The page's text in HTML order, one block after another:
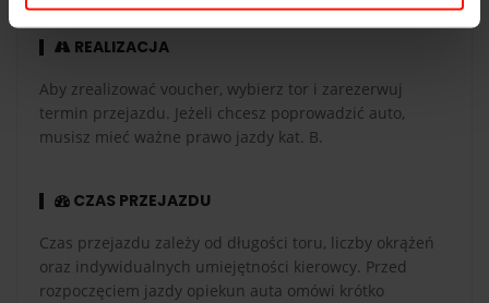
REALIZACJA
Aby zrealizować voucher, wybierz tor i zarezerwuj
termin przejazdu. Jeżeli chcesz poprowadzić auto,
musisz mieć ważne prawo jazdy kat. B.
CZAS PRZEJAZDU
Czas przejazdu zależy od długości toru, liczby okrążeń
oraz indywidualnych umiejętności kierowcy. Przed
rozpoczęciem jazdy opiekun auta omówi krótko